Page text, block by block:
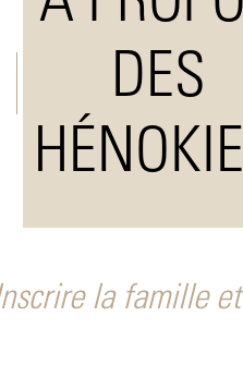
DES
la famille